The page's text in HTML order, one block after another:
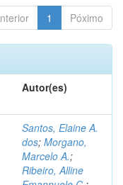
1 Póximo
Autor(es)
Santos, Elaine A.
dos; Morgano,
Marcelo A.;
Ribeiro, Alline